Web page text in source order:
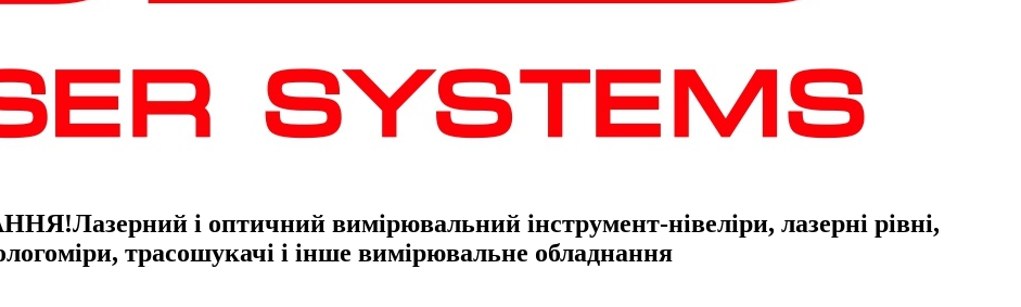
Лазерний і оптичний вимірювальний інструмент-нівеліри, лазерні рівні,
трасошукачі і інше вимірювальне обладнання